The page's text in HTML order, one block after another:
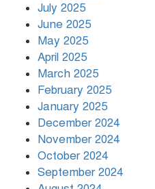
July 2025
June 2025
May 2025
April 2025
March 2025
February 2025
January 2025
December 2024
November 2024
October 2024
September 2024